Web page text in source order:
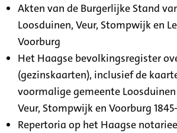
Akten van de Burgerlijke Stand
Loosduinen, Veur, Stompwijk en
Voorburg
Het Haagse bevolkingsregister
(gezinskaarten), inclusief de
voormalige gemeente Loosduinen
Veur, Stompwijk en Voorburg
Repertoria op het Haagse